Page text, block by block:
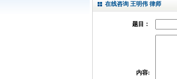
在线咨询 王明伟 律师
题目：
内容: